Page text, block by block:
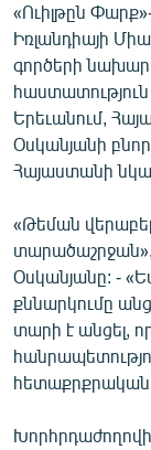
ՄՇԱԿՈՒՅԹ
ՍՊՈՐՏ
ՏՏ ԵՒ ԻՆՏԵՐՆԵՏ
ԱՐԽԻՎ
ՏԵՍԱՆՅՈՒԹԵՐ
ԲԱՆԱՎԵՃ
ՁԳՏԵԼՈՎ
ՓՈԴՔԱՍԹ
Հայերեն
«Ուիլթըն
Իռլանդիայի
գործերի
Երեւանում,
Օսկանյանի
Հայաստանի
«Թեման
Օսկանյանը: -
քննարկումը
տարի է անցել,
հետաքրքրական